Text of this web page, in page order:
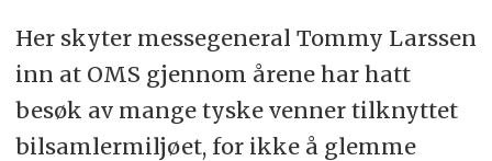
Her skyter messegeneral Tommy Larssen
inn at OMS gjennom årene har hatt
besøk av mange tyske venner tilknyttet
bilsamlermiljøet, for ikke å glemme